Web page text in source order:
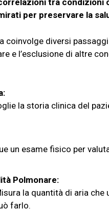
tra condizioni
per preservare la
coinvolge diversi
e l’esclusione di altre
la storia clinica del
un esame fisico per
Polmonare:
la quantità di aria che
farlo.